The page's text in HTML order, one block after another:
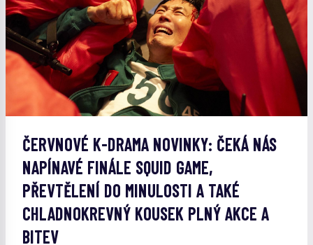
ČERVNOVÉ K-DRAMA NOVINKY: ČEKÁ NÁS
NAPÍNAVÉ FINÁLE SQUID GAME,
PŘEVTĚLENÍ DO MINULOSTI A TAKÉ
CHLADNOKREVNÝ KOUSEK PLNÝ AKCE A
BITEV